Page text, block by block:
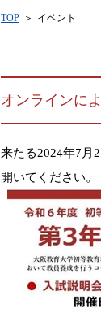
TOP イベント
オンラインに
来たる2024年7月
開いてください。